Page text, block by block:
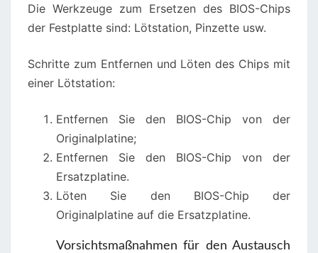
Die Werkzeuge zum Ersetzen des BIOS-Chips
der Festplatte sind: Lötstation, Pinzette usw.
Schritte zum Entfernen und Löten des Chips mit
einer Lötstation:
Entfernen Sie den BIOS-Chip von der
Originalplatine;
Entfernen Sie den BIOS-Chip von der
Ersatzplatine.
Löten Sie den BIOS-Chip der
Originalplatine auf die Ersatzplatine.
Vorsichtsmaßnahmen für den Austausch